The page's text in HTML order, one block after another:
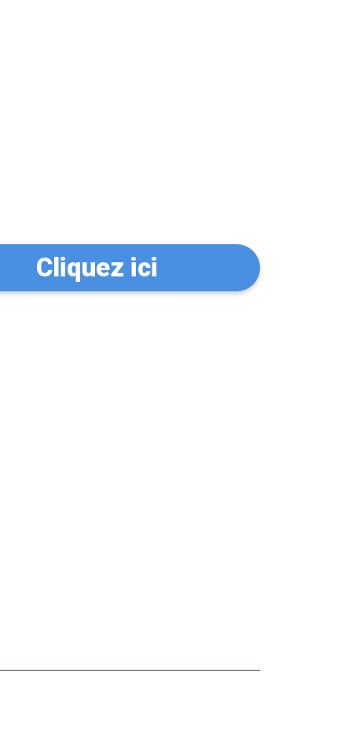
Cliquez ici